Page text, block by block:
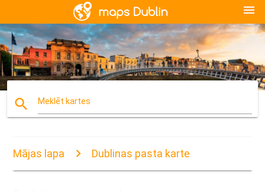
menu
search Meklēt kartes
Mājas lapa Dublinas pasta karte